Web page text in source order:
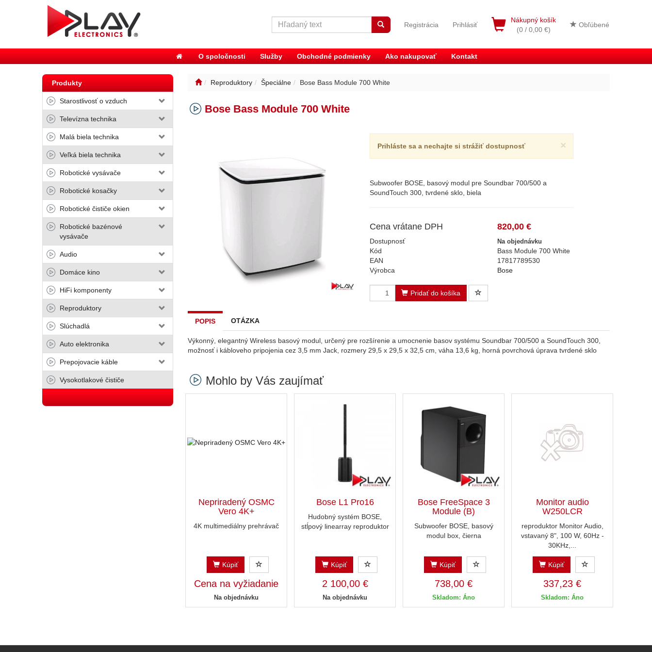
Nákupný košík
(0 / 0,00 €)
Obľúbené
Registrácia Prihlásiť
O spoločnosti Služby Obchodné podmienky Ako nakupovať Kontakt
Produkty
Starostlivosť o vzduch
Televízna technika
Malá biela technika
Veľká biela technika
Robotické vysávače
Robotické kosačky
Robotické čističe okien
Robotické bazénové
vysávače
Audio
Domáce kino
HiFi komponenty
Reproduktory
Slúchadlá
Auto elektronika
Prepojovacie káble
Vysokotlakové čističe
Reproduktory Špeciálne Bose Bass Module 700 White
Bose Bass Module 700 White
×
Prihláste sa a nechajte si strážiť dostupnosť
Subwoofer BOSE, basový modul pre Soundbar 700/500 a
SoundTouch 300, tvrdené sklo, biela
Cena vrátane DPH 820,00 €
Dostupnosť Na objednávku
Kód
Bass Module 700 White
EAN
17817789530
Výrobca
Bose
Pridať do košíka
POPIS OTÁZKA
Výkonný, elegantný Wireless basový modul, určený pre rozšírenie a umocnenie basov systému Soundbar 700/500 a SoundTouch 300,
možnosť i kábloveho pripojenia cez 3,5 mm Jack, rozmery 29,5 x 29,5 x 32,5 cm, váha 13,6 kg, horná povrchová úprava tvrdené sklo
Mohlo by Vás zaujímať
Nepriradený OSMC
Vero 4K+
4K multimediálny prehrávač
Kúpiť
Cena na vyžiadanie
Na objednávku
Bose L1 Pro16
Hudobný systém BOSE,
stĺpový linearray reproduktor
Kúpiť
2 100,00 €
Na objednávku
Bose FreeSpace 3
Module (B)
Subwoofer BOSE, basový
modul box, čierna
Kúpiť
738,00 €
Skladom: Áno
Monitor audio
W250LCR
reproduktor Monitor Audio,
vstavaný 8", 100 W, 60Hz -
30KHz,...
Kúpiť
337,23 €
Skladom: Áno